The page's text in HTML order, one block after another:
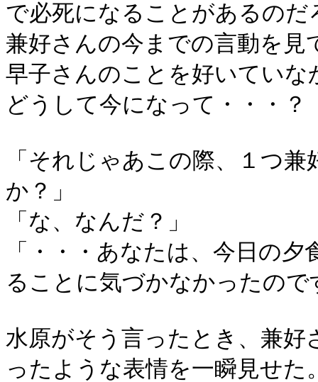
で必死になることがあるのだ
兼好さんの今までの言動を
早子さんのことを好いていな
どうして今になって・・・？
「それじゃあこの際、１つ
か？」
「な、なんだ？」
「・・・あなたは、今日の
ることに気づかなかったので
水原がそう言ったとき、兼
ったような表情を一瞬見せた